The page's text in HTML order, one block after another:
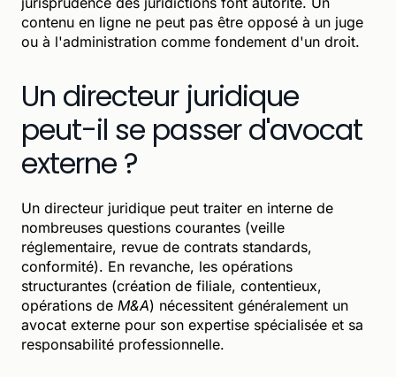
contenu en ligne ne peut pas être opposé à un juge
ou à l'administration comme fondement d'un droit.
Un directeur juridique
peut-il se passer d'avocat
externe ?
Un directeur juridique peut traiter en interne de
nombreuses questions courantes (veille
réglementaire, revue de contrats standards,
conformité). En revanche, les opérations
structurantes (création de filiale, contentieux,
opérations de M&A) nécessitent généralement un
avocat externe pour son expertise spécialisée et sa
responsabilité professionnelle.